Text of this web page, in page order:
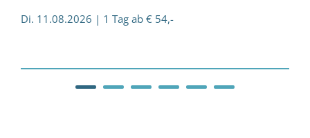
Di. 11.08.2026 | 1 Tag ab € 54,-